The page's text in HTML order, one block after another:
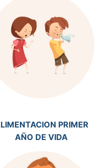
PRIMER
AÑO DE VIDA